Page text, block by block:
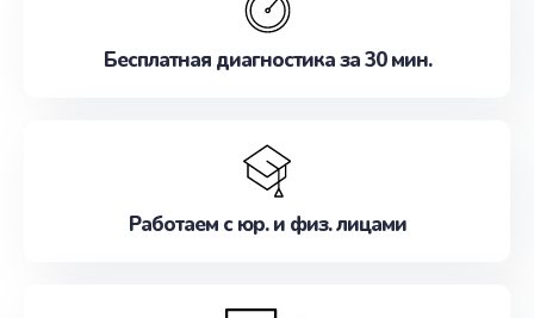
Бесплатная диагностика за 30 мин.
Работаем с юр. и физ. лицами